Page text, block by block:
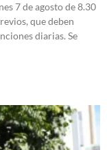
7 de agosto de 8.30
que deben
diarias. Se